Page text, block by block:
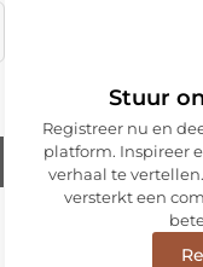
Stuur
Registreer nu en
platform. Inspireer
verhaal te
versterkt een